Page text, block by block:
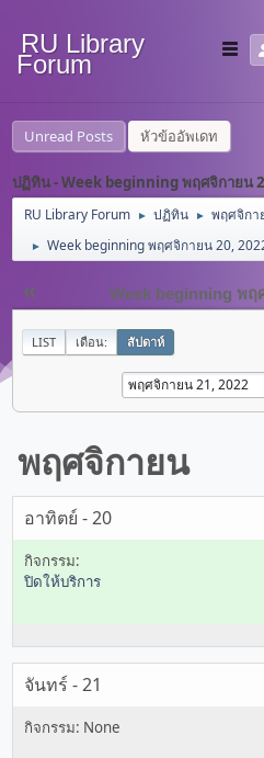
RU Library
Forum
Unread Posts หัวข้ออัพเดท
ปฏิทิน - Week beginning พฤศจิกายน
RU Library Forum ► ปฏิทิน ► พฤศจิกา
► Week beginning พฤศจิกายน 20,
« Week beginning พฤ
LIST เดือน: สัปดาห์
พฤศจิกายน
อาทิตย์ - 20
ปิดให้บริการ
จันทร์ - 21